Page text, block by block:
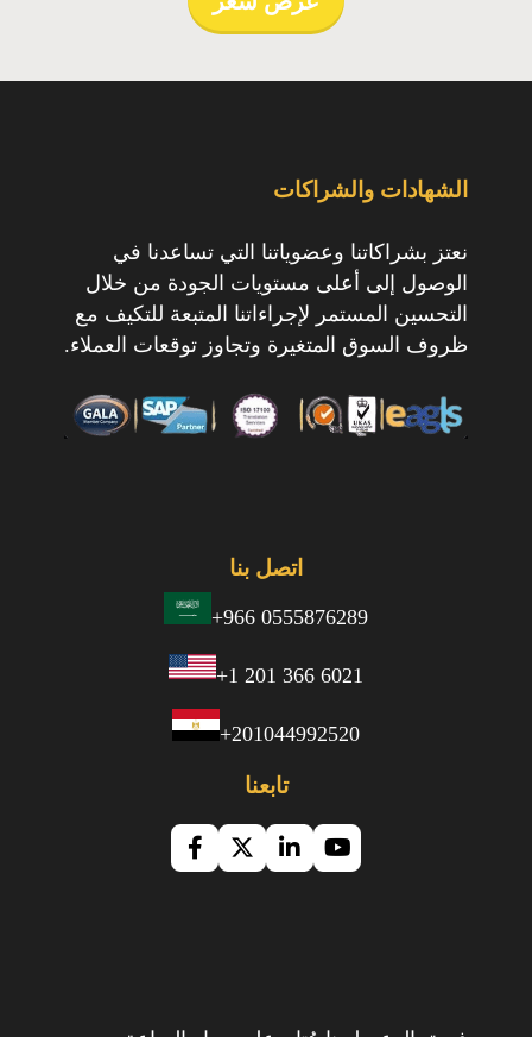
الشهادات والشراكات
نعتز بشراكاتنا وعضوياتنا التي تساعدنا في
الوصول إلى أعلى مستويات الجودة من خلال
التحسين المستمر لإجراءاتنا المتبعة للتكيف مع
ظروف السوق المتغيرة وتجاوز توقعات العملاء.
اتصل بنا
+966 0555876289
+1 201 366 6021
+201044992520
تابعنا